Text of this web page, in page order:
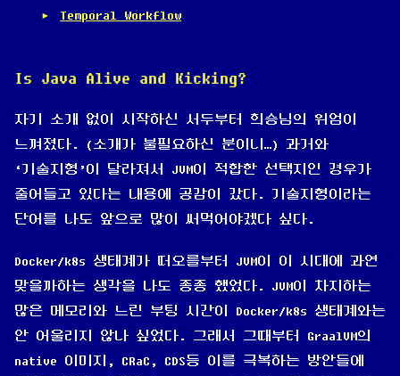
Temporal Workflow
Is Java Alive and Kicking?
자기 소개 없이 시작하신 서두부터 희승님의 위엄이
느껴졌다. (소개가 불필요하신 분이니…) 과거와
‘기술지형’이 달라져서 JVM이 적합한 선택지인 경우가
줄어들고 있다는 내용에 공감이 갔다. 기술지형이라는
단어를 나도 앞으로 많이 써먹어야겠다 싶다.
Docker/k8s 생태계가 떠오를부터 JVM이 이 시대에 과연
맞을까하는 생각을 나도 종종 했었다. JVM이 차지하는
많은 메모리와 느린 부팅 시간이 Docker/k8s 생태계와는
안 어울리지 않나 싶었다. 그래서 그때부터 GraalVM의
native 이미지, CRaC, CDS등 이를 극복하는 방안들에